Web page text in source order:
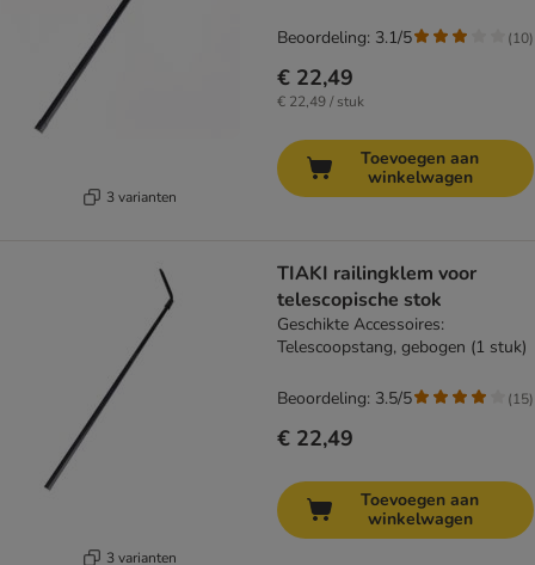
3 varianten
€ 22,49
€ 22,49 / stuk
Beoordeling: 3.1/5 (10)
Toevoegen aan
winkelwagen
3 varianten
TIAKI railingklem voor
telescopische stok
Geschikte Accessoires:
Telescoopstang, gebogen (1 stuk)
€ 22,49
Beoordeling: 3.5/5 (15)
Toevoegen aan
winkelwagen